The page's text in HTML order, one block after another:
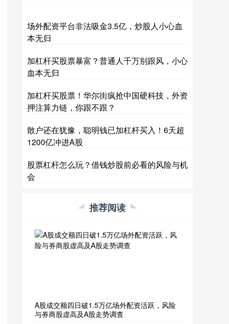
场外配资平台非法吸金3.5亿，炒股人小心血
本无归
加杠杆买股票暴富？普通人千万别跟风，小心
血本无归
加杠杆买股票！华尔街疯抢中国硬科技，外资
押注算力链，你跟不跟？
散户还在犹豫，聪明钱已加杠杆买入！6天超
1200亿冲进A股
股票杠杆怎么玩？借钱炒股前必看的风险与机
会
推荐阅读
A股成交额四日破1.5万亿场外配资活跃，风险
与券商股虚高及A股走势调查